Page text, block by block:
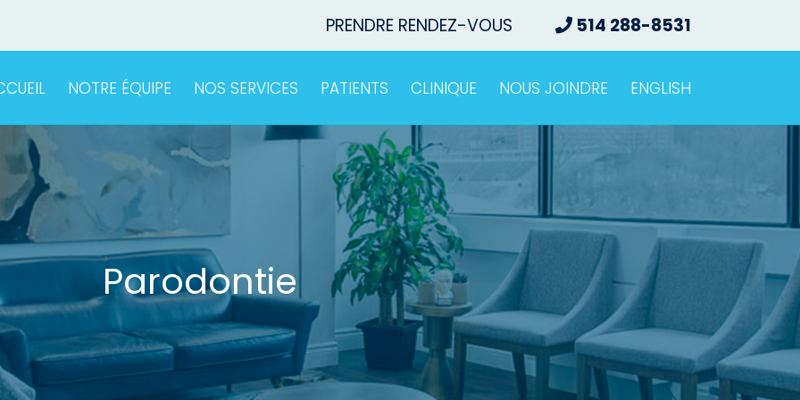
PRENDRE RENDEZ-VOUS 514 288-8531
NOTRE ÉQUIPE NOS SERVICES PATIENTS CLINIQUE NOUS JOINDRE ENGLISH
Parodontie